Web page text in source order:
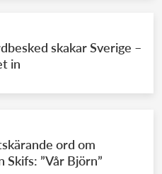
skakar Sverige –
in
ord om
”Vår Björn”